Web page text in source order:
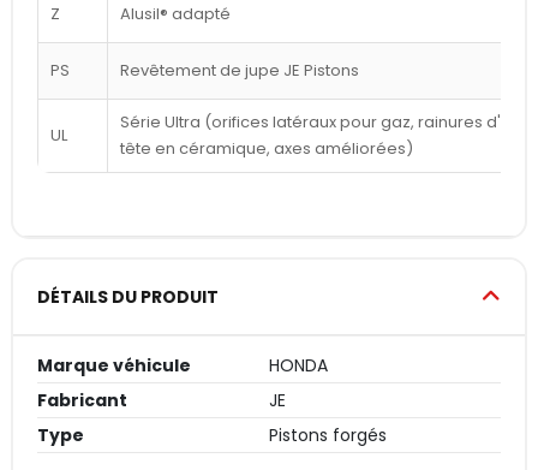
Z Alusil® adapté
PS Revêtement de jupe JE Pistons
UL
Série Ultra (orifices latéraux pour gaz, rainures
tête en céramique, axes améliorées)
DÉTAILS DU PRODUIT
Marque véhicule
HONDA
Fabricant
JE
Type
Pistons forgés